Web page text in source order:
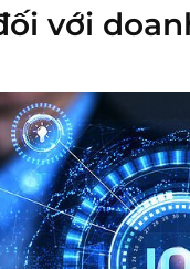
với